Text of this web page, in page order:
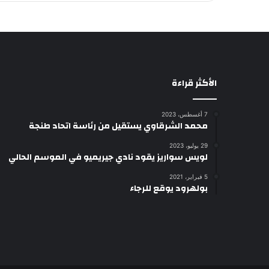
الأكثر قراءة
7 أغسطس، 2023
محمد الشرقاوي يستقيل من رئاسة اتحاد طنجة
29 يوليو، 2023
لويس سواريز يقود نادي جيريميو في الموسم الحالي
5 فبراير، 2021
بولهرود يوقع للرجاء